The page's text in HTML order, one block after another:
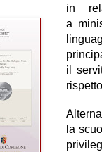
in
a
il
la